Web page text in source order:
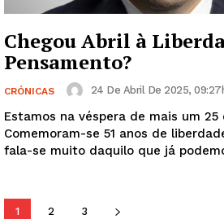
Institucional
Edição Digital
Europa
Publicidade
Chegou Abril à
Pensamento?
CRÓNICAS 24 De Abril De 2025,
Estamos na véspera de mais um 25
Comemoram-se 51 anos de
fala-se muito daquilo que já
1 2 3